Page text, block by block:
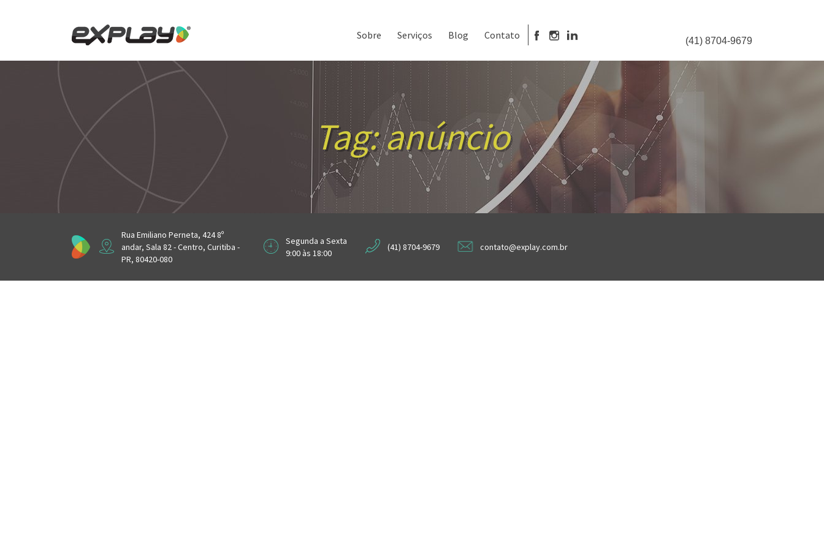
Sobre Serviços Blog Contato (41) 8704-9679
Tag:anúncio
Rua Emiliano Perneta, 424 8º
andar, Sala 82 - Centro, Curitiba -
PR, 80420-080
Segunda a Sexta
9:00 às 18:00
(41) 8704-9679 contato@explay.com.br